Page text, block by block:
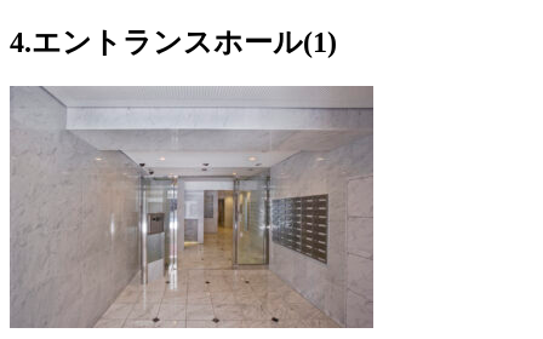
4.エントランスホール(1)